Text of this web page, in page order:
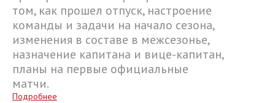
том, как прошел отпуск, настроение
команды и задачи на начало сезона,
изменения в составе в межсезонье,
назначение капитана и вице-капитан,
планы на первые официальные
матчи.
Подробнее